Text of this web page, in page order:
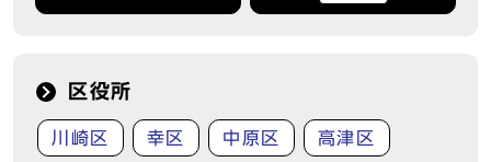
区役所
川崎区 幸区 中原区 高津区